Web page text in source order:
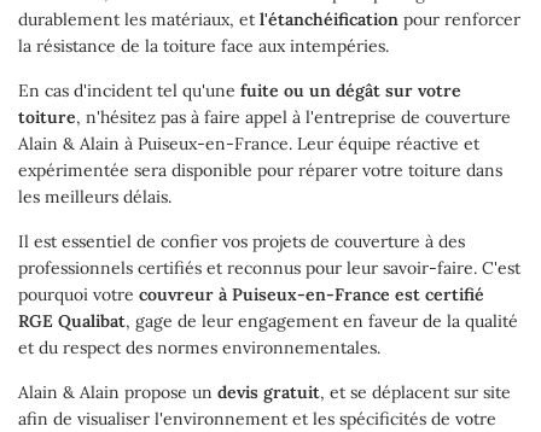
Accueil
Couverture
Une question
durablement les matériaux, et l'étanchéification pour renforcer
la résistance de la toiture face aux intempéries.
En cas d'incident tel qu'une fuite ou un dégât sur votre
toiture, n'hésitez pas à faire appel à l'entreprise de couverture
Alain & Alain à Puiseux-en-France. Leur équipe réactive et
expérimentée sera disponible pour réparer votre toiture dans
les meilleurs délais.
Il est essentiel de confier vos projets de couverture à des
professionnels certifiés et reconnus pour leur savoir-faire. C'est
pourquoi votre couvreur à Puiseux-en-France est certifié
RGE Qualibat, gage de leur engagement en faveur de la qualité
et du respect des normes environnementales.
Alain & Alain propose un devis gratuit, et se déplacent sur site
afin de visualiser l'environnement et les spécificités de votre